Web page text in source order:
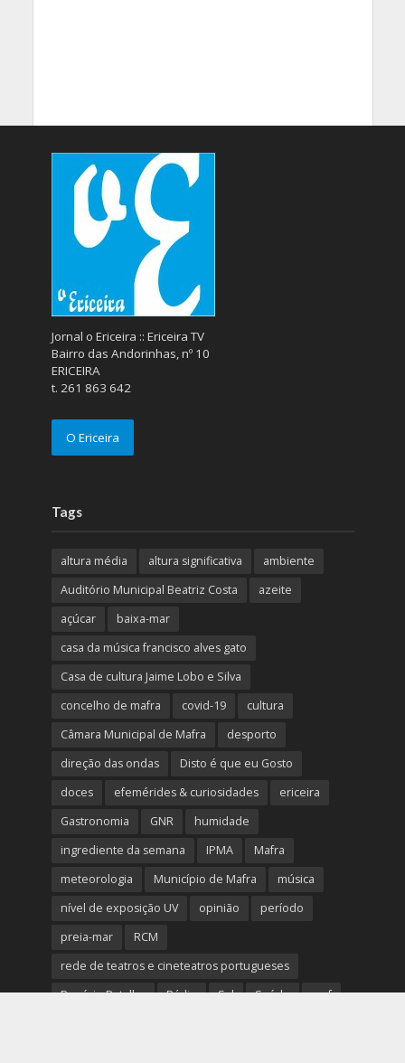
Jornal o Ericeira :: Ericeira TV
Bairro das Andorinhas, nº 10
ERICEIRA
t. 261 863 642
O Ericeira
Tags
altura média altura significativa
ambiente
Auditório Municipal Beatriz Costa
azeite
açúcar
baixa-mar
casa da música francisco alves gato
Casa de cultura Jaime Lobo e Silva
concelho de mafra
covid-19
cultura
Câmara Municipal de Mafra
desporto
direção das ondas
Disto é que eu Gosto
doces
efemérides & curiosidades
ericeira
Gastronomia
GNR
humidade
ingrediente da semana
IPMA
Mafra
meteorologia
Município de Mafra
música
nível de exposição UV
opinião
período
preia-mar
RCM
rede de teatros e cineteatros portugueses
Rogério Batalha
Rádio Sal Saúde
surf